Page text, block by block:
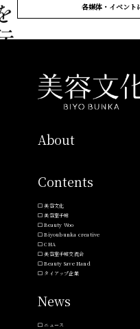
各媒体・イベント
About
Contents
美容文化
美容室手帖
Beauty Woo
Biyoubunka creative
CHA
美容室手帖交流会
Beauty Save Hand
タイアップ企業
News
ニュース